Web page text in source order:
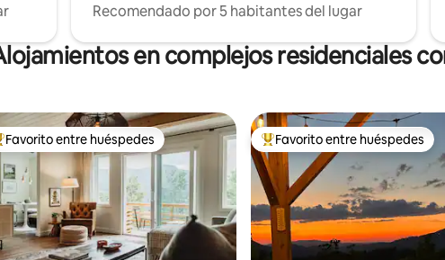
Recomendado por 5 habitantes del lugar
en complejos residenciales
entre los huéspedes más destacados
Favorito entre huéspedes Favorito entre los huéspedes
Favorito entre huéspedes